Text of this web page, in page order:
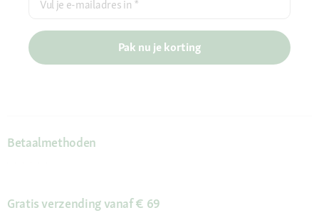
Vul je e-mailadres in *
Pak nu je korting
Betaalmethoden
Gratis verzending vanaf € 69